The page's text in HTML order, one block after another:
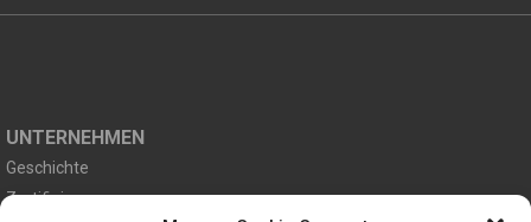
UNTERNEHMEN
Geschichte
Zertifizierungen